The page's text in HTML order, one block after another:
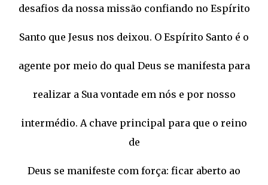
desafios da nossa missão confiando no Espírito
Santo que Jesus nos deixou. O Espírito Santo é o
agente por meio do qual Deus se manifesta para
realizar a Sua vontade em nós e por nosso
intermédio. A chave principal para que o reino
de
Deus se manifeste com força: ficar aberto ao